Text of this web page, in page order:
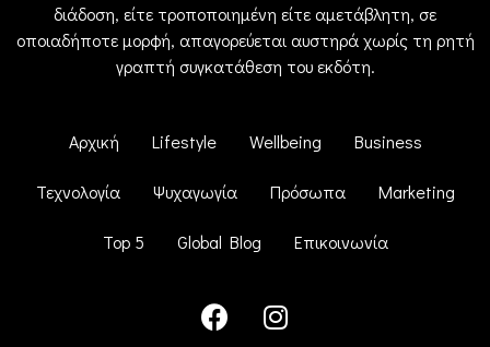
διάδοση, είτε τροποποιημένη είτε αμετάβλητη, σε
οποιαδήποτε μορφή, απαγορεύεται αυστηρά χωρίς τη ρητή
γραπτή συγκατάθεση του εκδότη.
Αρχική Lifestyle Wellbeing Business
Τεχνολογία Ψυχαγωγία Πρόσωπα Marketing
Top 5 Global Blog Επικοινωνία